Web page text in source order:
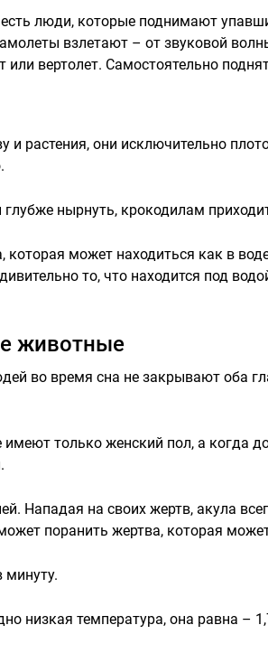
люди, которые поднимают
взлетают – от звуковой
вертолет. Самостоятельно
и растения, они исключительно
нырнуть, крокодилам
может находиться как в
то, что находится под
животные
во время сна не закрывают оба
только женский пол, а когда
Нападая на своих жертв, акула
поранить жертва, которая
минуту.
низкая температура, она равна –